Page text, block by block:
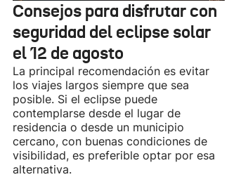
Consejos para disfrutar con
seguridad del eclipse solar
el 12 de agosto
La principal recomendación es evitar
los viajes largos siempre que sea
posible. Si el eclipse puede
contemplarse desde el lugar de
residencia o desde un municipio
cercano, con buenas condiciones de
visibilidad, es preferible optar por esa
alternativa.